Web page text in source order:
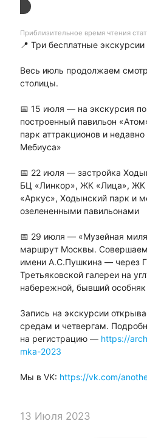
Приблизительное время чтения
📍 Три бесплатные
Весь июль продолжаем
столицы.
📅 15 июля — на экскурсия
построенный павильон
парк аттракционов и
Мебиуса»
📅 22 июля — застройка
БЦ «Линкор», ЖК «Лица»,
«Аркус», Ходынский парк и
озелененными павильонами
📅 29 июля — «Музейная
маршрут Москвы.
имени А.С.Пушкина — через
Третьяковской галереи на
набережной, бывший
Запись на экскурсии
средам и четвергам.
на регистрацию — https://
mka-2023
Мы в VK: https://vk.com/
13 Июля 2023